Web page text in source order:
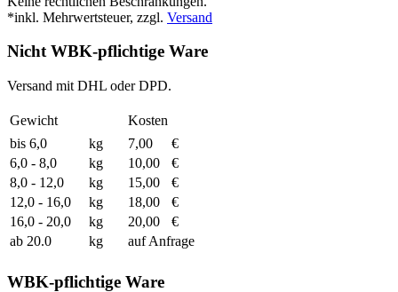
*inkl. Mehrwertsteuer, zzgl. Versand
Nicht WBK-pflichtige Ware
Versand mit DHL oder DPD.
Gewicht
Kosten
bis 6,0
kg 7,00
€
6,0 - 8,0
kg 10,00
€
8,0 - 12,0
kg 15,00
€
12,0 - 16,0
kg 18,00
€
16,0 - 20,0
kg 20,00
€
ab 20.0
kg auf Anfrage
WBK-pflichtige Ware